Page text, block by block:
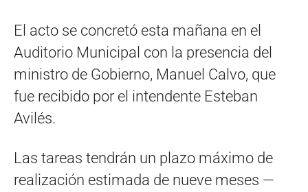
El acto se concretó esta mañana en el
Auditorio Municipal con la presencia del
ministro de Gobierno, Manuel Calvo, que
fue recibido por el intendente Esteban
Avilés.
Las tareas tendrán un plazo máximo de
realización estimada de nueve meses —